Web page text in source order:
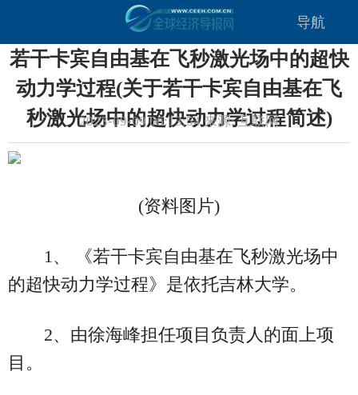
导航
若干卡宾自由基在飞秒激光场中的超快
动力学过程(关于若干卡宾自由基在飞
秒激光场中的超快动力学过程简述)
2023-09-09 06:13:54 来源: 互联网
(资料图片)
1、 《若干卡宾自由基在飞秒激光场中
的超快动力学过程》是依托吉林大学。
2、由徐海峰担任项目负责人的面上项
目。